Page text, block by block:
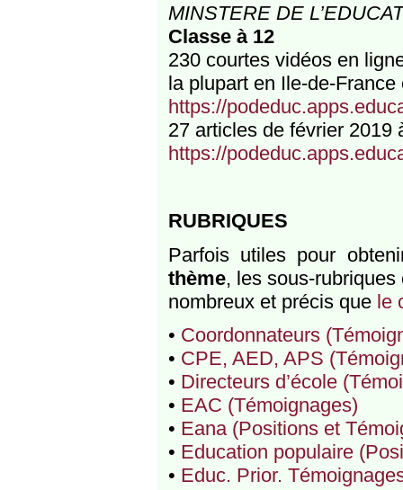
MINSTERE DE
Classe à 12
230 courtes vidéos en
la plupart en Ile-de-
https://
27 articles de février 2019
https://
RUBRIQUES
Parfois utiles pour
thème, les sous-
nombreux et précis que le
• Coordonnateurs
• CPE, AED, APS
• Directeurs d’école
• EAC (Témoignages)
• Eana (Positions et
• Education populaire
• Educ. Prior.